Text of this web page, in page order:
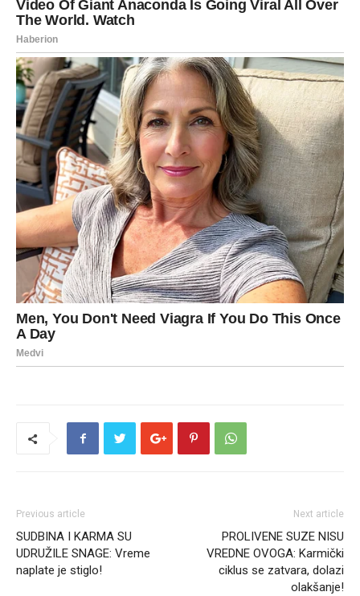
Previous article
SUDBINA I KARMA SU
UDRUŽILE SNAGE: Vreme
naplate je stiglo!
Next article
PROLIVENE SUZE NISU
VREDNE OVOGA: Karmički
ciklus se zatvara, dolazi
olakšanje!